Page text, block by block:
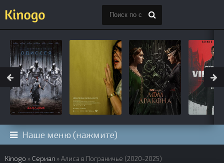
Наше меню (нажмите)
Kinogo » Сериал » Алиса в Пограничье (2020-2025)